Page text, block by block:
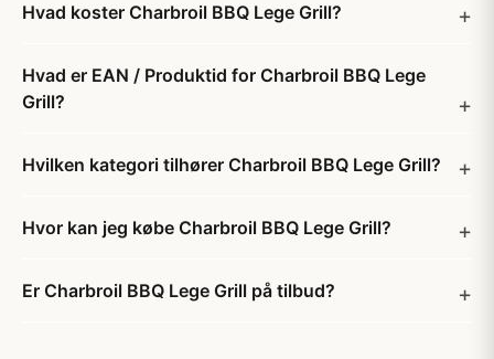
Hvad koster Charbroil BBQ Lege Grill?
Hvad er EAN / Produktid for Charbroil BBQ Lege
Grill?
Hvilken kategori tilhører Charbroil BBQ Lege Grill?
Hvor kan jeg købe Charbroil BBQ Lege Grill?
Er Charbroil BBQ Lege Grill på tilbud?